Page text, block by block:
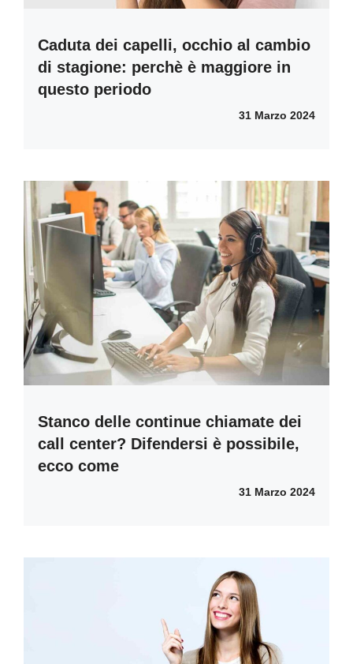
Caduta dei capelli, occhio al cambio
di stagione: perchè è maggiore in
questo periodo
31 Marzo 2024
Stanco delle continue chiamate dei
call center? Difendersi è possibile,
ecco come
31 Marzo 2024